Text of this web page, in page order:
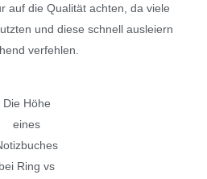
auf die Qualität achten, da viele
und diese schnell ausleiern
verfehlen.
Die Höhe
eines
bei Ring vs